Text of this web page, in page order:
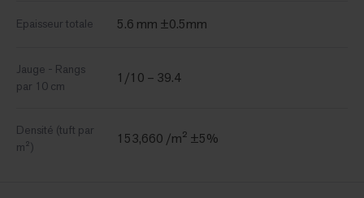
Epaisseur totale 5.6 mm ±0.5mm
Jauge - Rangs
par 10 cm
1/10 – 39.4
Densité (tuft par
m²)
153,660 /m² ±5%